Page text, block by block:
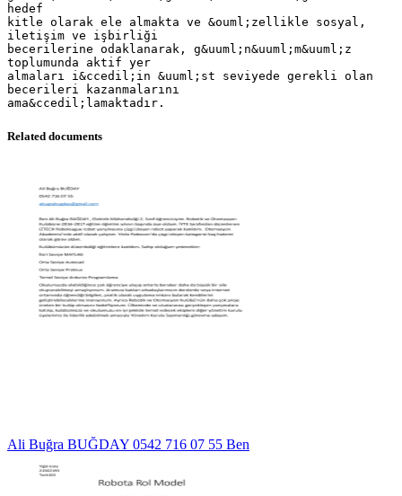
hedef
kitle olarak ele almakta ve &ouml;zellikle sosyal,
iletişim ve işbirliği
becerilerine odaklanarak, g&uuml;n&uuml;m&uuml;z
toplumunda aktif yer
almaları i&ccedil;in &uuml;st seviyede gerekli olan
becerileri kazanmalarını
Related documents
Ali Buğra BUĞDAY 0542 716 07 55 Ben